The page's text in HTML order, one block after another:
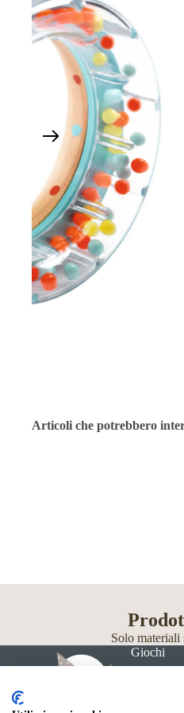
Articoli che potrebbero
Solo
Giochi